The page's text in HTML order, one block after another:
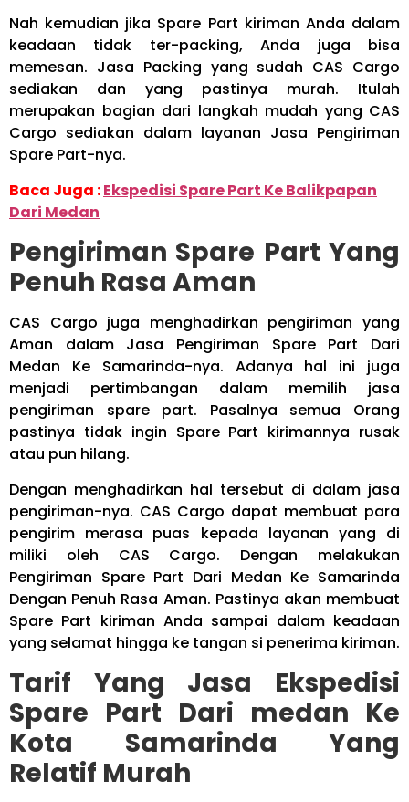
Nah kemudian jika Spare Part kiriman Anda dalam
keadaan tidak ter-packing, Anda juga bisa
memesan. Jasa Packing yang sudah CAS Cargo
sediakan dan yang pastinya murah. Itulah
merupakan bagian dari langkah mudah yang CAS
Cargo sediakan dalam layanan Jasa Pengiriman
Spare Part-nya.
Baca Juga :Ekspedisi Spare Part Ke Balikpapan
Dari Medan
Pengiriman Spare Part Yang
Penuh Rasa Aman
CAS Cargo juga menghadirkan pengiriman yang
Aman dalam Jasa Pengiriman Spare Part Dari
Medan Ke Samarinda-nya. Adanya hal ini juga
menjadi pertimbangan dalam memilih jasa
pengiriman spare part. Pasalnya semua Orang
pastinya tidak ingin Spare Part kirimannya rusak
atau pun hilang.
Dengan menghadirkan hal tersebut di dalam jasa
pengiriman-nya. CAS Cargo dapat membuat para
pengirim merasa puas kepada layanan yang di
miliki oleh CAS Cargo. Dengan melakukan
Pengiriman Spare Part Dari Medan Ke Samarinda
Dengan Penuh Rasa Aman. Pastinya akan membuat
Spare Part kiriman Anda sampai dalam keadaan
yang selamat hingga ke tangan si penerima kiriman.
Tarif Yang Jasa Ekspedisi
Spare Part Dari medan Ke
Kota Samarinda Yang
Relatif Murah